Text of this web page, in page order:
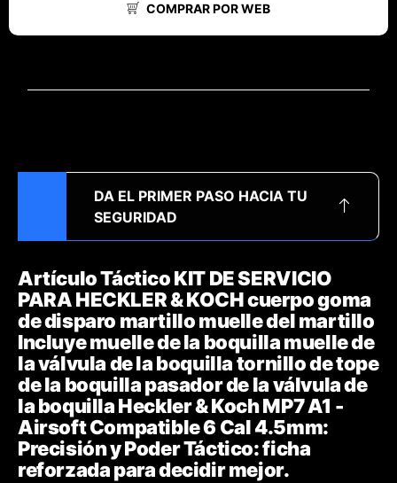
COMPRAR POR WEB
DA EL PRIMER PASO HACIA TU
SEGURIDAD
Artículo Táctico KIT DE SERVICIO
PARA HECKLER & KOCH cuerpo goma
de disparo martillo muelle del martillo
Incluye muelle de la boquilla muelle de
la válvula de la boquilla tornillo de tope
de la boquilla pasador de la válvula de
la boquilla Heckler & Koch MP7 A1 -
Airsoft Compatible 6 Cal 4.5mm:
Precisión y Poder Táctico: ficha
reforzada para decidir mejor.